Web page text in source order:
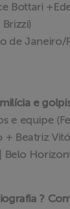
Bottari
de
e
e equipe
+ Beatriz
Belo
?